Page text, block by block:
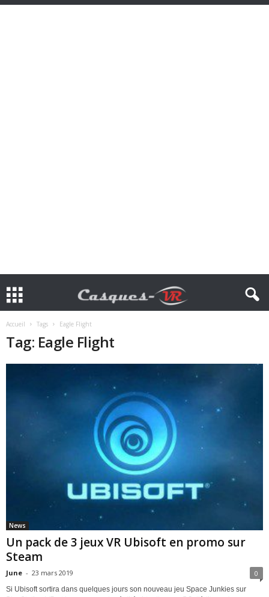
Accueil Tags Eagle Flight
Tag: Eagle Flight
News
Un pack de 3 jeux VR Ubisoft en promo sur
Steam
June - 23 mars 2019 0
Si Ubisoft sortira dans quelques jours son nouveau jeu Space Junkies sur